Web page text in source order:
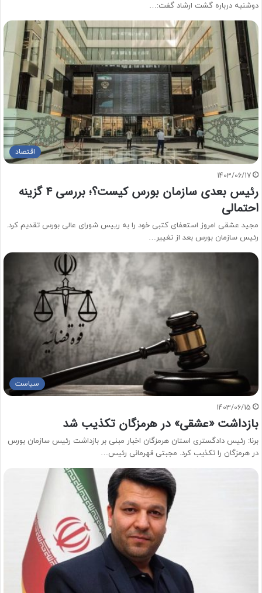
دوشنبه درباره گشت ارشاد گفت:…
اقتصاد
1403/06/17
رئیس بعدی سازمان بورس کیست؟؛ بررسی ۴ گزینه
احتمالی
مجید عشقی امروز استعفای کتبی خود را به رییس شورای عالی بورس تقدیم کرد.
رئیس سازمان بورس بعد از تغییر…
سیاست
1403/06/15
بازداشت «عشقی» در هرمزگان تکذیب شد
برنا: رئیس دادگستری استان هرمزگان اخبار مبنی بر بازداشت رئیس سازمان بورس
در هرمزگان را تکذیب کرد. مجبتی قهرمانی رئیس…